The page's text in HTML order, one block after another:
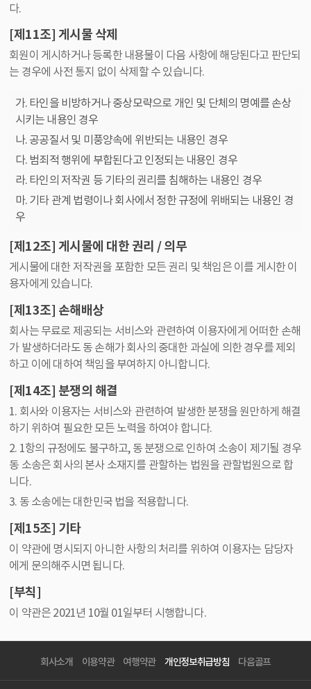
다.
[제11조] 게시물 삭제
회원이 게시하거나 등록한 내용물이 다음 사항에 해당된다고 판단되
는 경우에 사전 통지 없이 삭제할 수 있습니다.
가. 타인을 비방하거나 중상모략으로 개인 및 단체의 명예를 손상
시키는 내용인 경우
나. 공공질서 및 미풍양속에 위반되는 내용인 경우
다. 범죄적 행위에 부합된다고 인정되는 내용인 경우
라. 타인의 저작권 등 기타의 권리를 침해하는 내용인 경우
마. 기타 관계 법령이나 회사에서 정한 규정에 위배되는 내용인 경
우
[제12조] 게시물에 대한 권리 / 의무
게시물에 대한 저작권을 포함한 모든 권리 및 책임은 이를 게시한 이
용자에게 있습니다.
[제13조] 손해배상
회사는 무료로 제공되는 서비스와 관련하여 이용자에게 어떠한 손해
가 발생하더라도 동 손해가 회사의 중대한 과실에 의한 경우를 제외
하고 이에 대하여 책임을 부여하지 아니합니다.
[제14조] 분쟁의 해결
1. 회사와 이용자는 서비스와 관련하여 발생한 분쟁을 원만하게 해결
하기 위하여 필요한 모든 노력을 하여야 합니다.
2. 1항의 규정에도 불구하고, 동 분쟁으로 인하여 소송이 제기될 경우
동 소송은 회사의 본사 소재지를 관할하는 법원을 관할법원으로 합
니다.
3. 동 소송에는 대한민국 법을 적용합니다.
[제15조] 기타
이 약관에 명시되지 아니한 사항의 처리를 위하여 이용자는 담당자
에게 문의해주시면 됩니다.
[부칙]
이 약관은 2021년 10월 01일부터 시행합니다.
회사소개 이용약관 여행약관 개인정보취급방침 다음골프